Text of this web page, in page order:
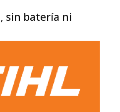
sin batería ni